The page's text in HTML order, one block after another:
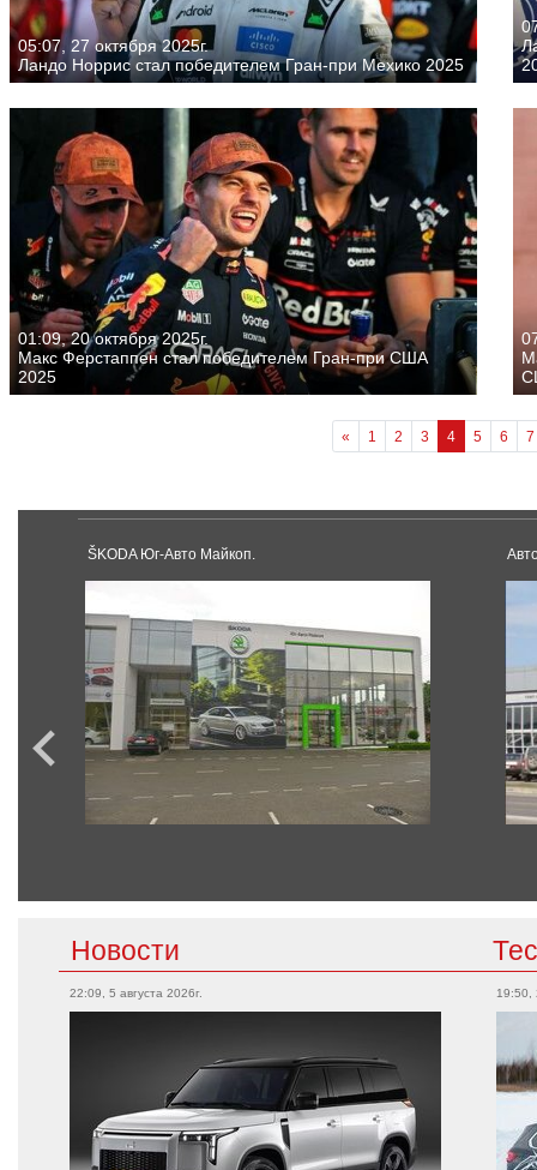
05:07, 27 октября 2025г.
Ландо Норрис стал победителем Гран-при Мехико 2025
01:09, 20 октября 2025г.
Макс Ферстаппен стал победителем Гран-при США
2025
« 1 2 3 4 5 6 7
ŠKODA Юг-Авто Майкоп.
Новости
22:09, 5 августа 2026г. 19:50,